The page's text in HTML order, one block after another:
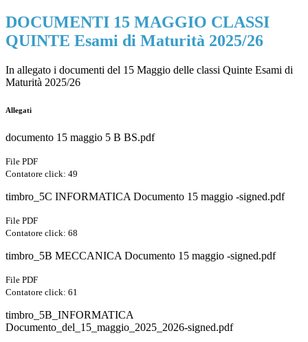
DOCUMENTI 15 MAGGIO CLASSI
QUINTE Esami di Maturità 2025/26
In allegato i documenti del 15 Maggio delle classi Quinte Esami di
Maturità 2025/26
Allegati
documento 15 maggio 5 B BS.pdf
File PDF
Contatore click: 49
timbro_5C INFORMATICA Documento 15 maggio -signed.pdf
File PDF
Contatore click: 68
timbro_5B MECCANICA Documento 15 maggio -signed.pdf
File PDF
Contatore click: 61
timbro_5B_INFORMATICA
Documento_del_15_maggio_2025_2026-signed.pdf